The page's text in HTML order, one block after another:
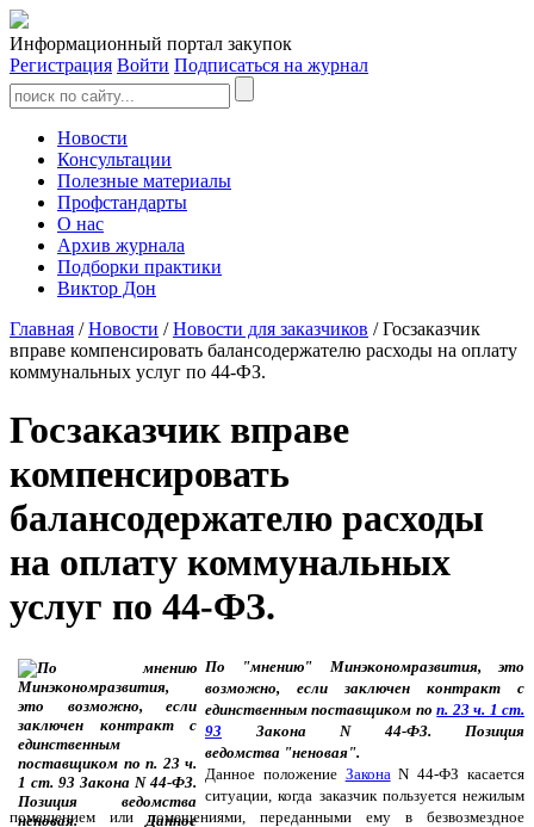
Информационный портал закупок
Регистрация Войти Подписаться на журнал
Новости
Консультации
Полезные материалы
Профстандарты
О нас
Архив журнала
Подборки практики
Виктор Дон
Главная /Новости /Новости для заказчиков / Госзаказчик
вправе компенсировать балансодержателю расходы на оплату
коммунальных услуг по 44-ФЗ.
Госзаказчик вправе
компенсировать
балансодержателю расходы
на оплату коммунальных
услуг по 44-ФЗ.
По мнению
Минэкономразвития, это
возможно, если заключен контракт с
единственным поставщиком поп. 23 ч. 1 ст.
93 Закона N 44-ФЗ. Позиция
ведомства
неновая .
Данное положение Закона N 44-ФЗ касается
ситуации, когда заказчик пользуется нежилым
помещением или помещениями, переданными ему в безвозмездное